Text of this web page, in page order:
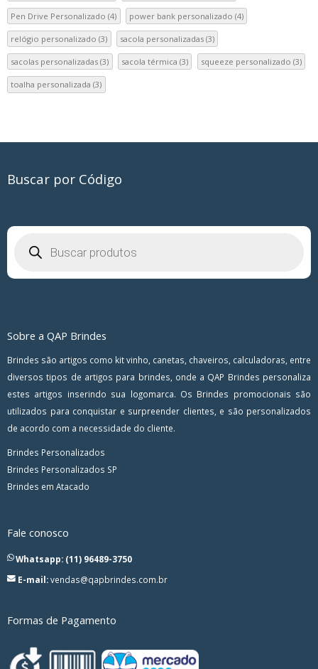
Pen Drive Personalizado (4) power bank personalizado (4)
relógio personalizado (3) sacola personalizadas (3)
sacolas personalizadas (3) sacola térmica (3) squeeze personalizado (3)
toalha personalizada (3)
Buscar por Código
produtos
Sobre a QAP Brindes
Brindes são artigos como kit vinho, canetas, chaveiros, calculadoras, entre
diversos tipos de artigos para brindes, onde a QAP Brindes personaliza
estes artigos inserindo sua logomarca. Os Brindes promocionais são
utilizados para conquistar e surpreender clientes, e são personalizados
de acordo com a necessidade do cliente.
Brindes Personalizados
Brindes Personalizados SP
Brindes em Atacado
Fale conosco
Whatsapp: (11) 96489-3750
E-mail:vendas@qapbrindes.com.br
Formas de Pagamento